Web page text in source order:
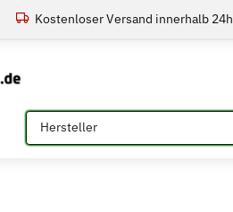
Kostenloser Versand innerhalb 24h
Bitte auswählen